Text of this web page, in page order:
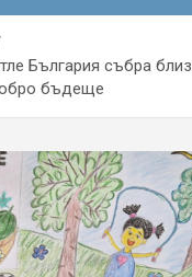
България събра
бъдеще